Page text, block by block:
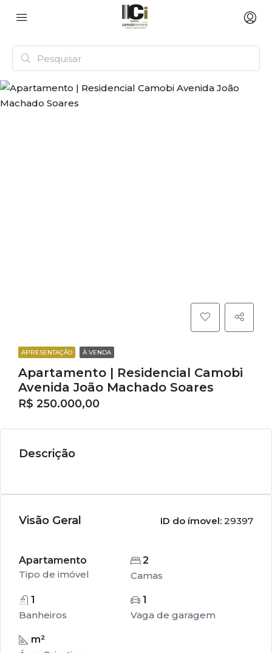
APRESENTAÇÃO À VENDA
Apartamento | Residencial Camobi
Avenida João Machado Soares
R$ 250.000,00
Descrição
Visão Geral ID do ímovel: 29397
Apartamento
Tipo de imóvel
2
Camas
1
Banheiros
1
Vaga de garagem
m²